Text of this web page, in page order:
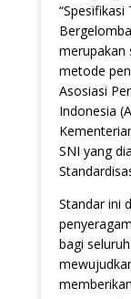
merupakan
metode
Asosiasi
Indonesia
SNI yang
Standar ini
bagi